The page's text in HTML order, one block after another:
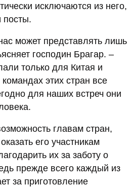
исключаются из него,
посты.
может представлять лишь
господин Брагар. –
только для Китая и
этих стран все
для наших встреч они
главам стран,
его участникам
их за заботу о
прежде всего каждый из
за приготовление